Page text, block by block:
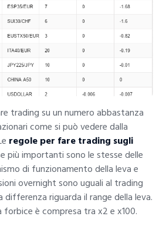
trading su un numero abbastanza
come si può vedere dalla
regole per fare trading sugli
più importanti sono le stesse delle
di funzionamento della leva e
overnight sono uguali al trading
differenza riguarda il range della leva.
forbice è compresa tra x2 e x100.